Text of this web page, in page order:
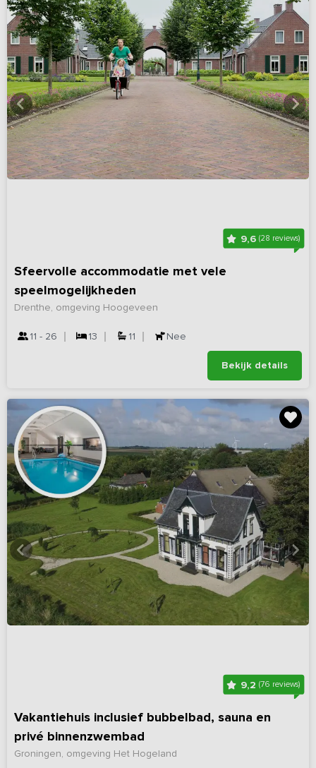
9,6 (28 reviews)
Sfeervolle accommodatie met vele
speelmogelijkheden
Drenthe, omgeving Hoogeveen
11 - 26 13 11 Nee
Bekijk details
9,2 (76 reviews)
Vakantiehuis inclusief bubbelbad, sauna en
privé binnenzwembad
Groningen, omgeving Het Hogeland